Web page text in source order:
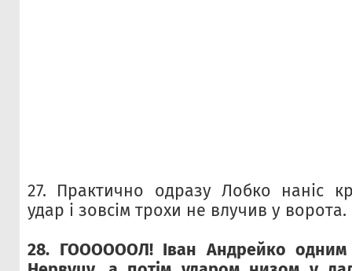
27. Практично одразу Лобко наніс
удар і зовсім трохи не влучив у ворота.
28. ГООООООЛ! Іван Андрейко одним